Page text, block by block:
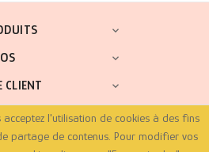


CLIENT 
NOUS !
Facebook
acceptez l'utilisation de cookies à des fins
partage de contenus. Pour modifier vos